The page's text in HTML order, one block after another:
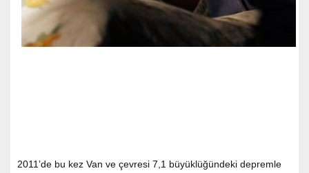
2011’de bu kez Van ve çevresi 7,1 büyüklüğündeki depremle